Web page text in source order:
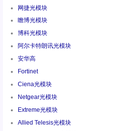
网捷光模块
瞻博光模块
博科光模块
阿尔卡特朗讯光模块
安华高
Fortinet
Ciena光模块
Netgear光模块
Extreme光模块
Allied Telesis光模块